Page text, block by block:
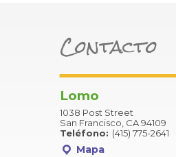
Contacto
Lomo
1038 Post Street
San Francisco, CA 94109
Teléfono: (415) 775-2641
Mapa